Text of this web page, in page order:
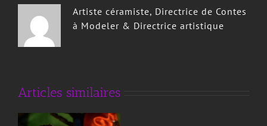
Artiste céramiste, Directrice de Contes
à Modeler & Directrice artistique
Articles similaires
Sans Édulcorant